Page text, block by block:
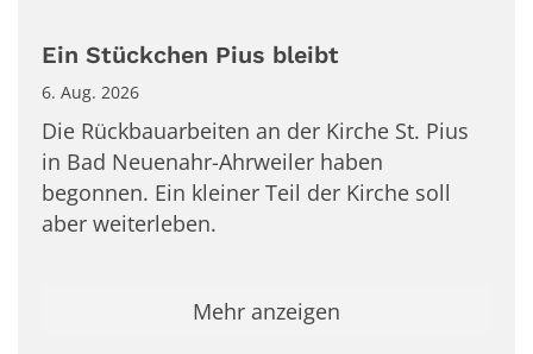
Ein Stückchen Pius bleibt
6. Aug. 2026
Die Rückbauarbeiten an der Kirche St. Pius
in Bad Neuenahr-Ahrweiler haben
begonnen. Ein kleiner Teil der Kirche soll
aber weiterleben.
Mehr anzeigen